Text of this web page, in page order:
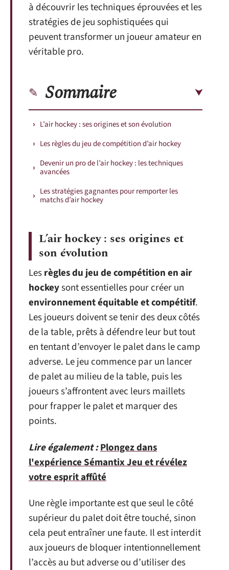
à découvrir les techniques éprouvées et les
stratégies de jeu sophistiquées qui
peuvent transformer un joueur amateur en
véritable pro.
Sommaire
L’air hockey : ses origines et son évolution
Les règles du jeu de compétition d’air hockey
Devenir un pro de l’air hockey : les techniques
avancées
Les stratégies gagnantes pour remporter les
matchs d’air hockey
L’air hockey : ses origines et
son évolution
Lesrègles du jeu de compétition en air
hockeysont essentielles pour créer un
environnement équitable et compétitif.
Les joueurs doivent se tenir des deux côtés
de la table, prêts à défendre leur but tout
en tentant d’envoyer le palet dans le camp
adverse. Le jeu commence par un lancer
de palet au milieu de la table, puis les
joueurs s’affrontent avec leurs maillets
pour frapper le palet et marquer des
points.
Lire également :Plongez dans
l'expérience Sémantix Jeu et révélez
votre esprit affûté
Une règle importante est que seul le côté
supérieur du palet doit être touché, sinon
cela peut entraîner une faute. Il est interdit
aux joueurs de bloquer intentionnellement
l’accès au but adverse ou d’utiliser des